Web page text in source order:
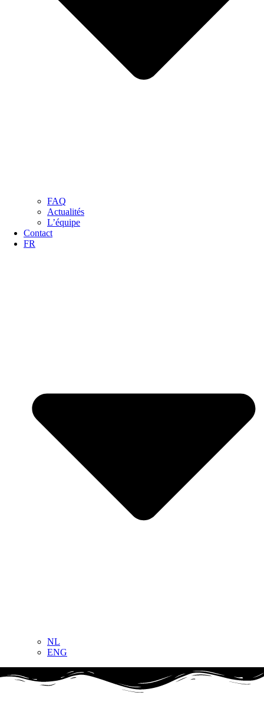
FAQ
Actualités
L’équipe
Contact
FR
NL
ENG